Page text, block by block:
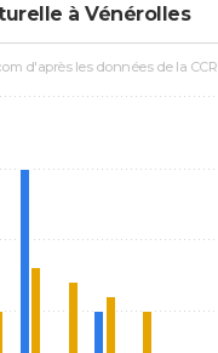
à Vénérolles
d'après les données de la CCR